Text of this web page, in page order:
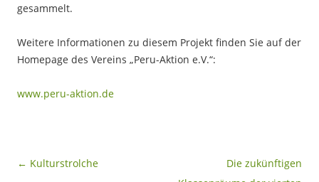
gesammelt.
Weitere Informationen zu diesem Projekt finden Sie auf der
Homepage des Vereins „Peru-Aktion e.V.“:
www.peru-aktion.de
Beitragsnavigation
← Kulturstrolche
Die zukünftigen